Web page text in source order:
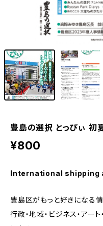
豊島の選択 とっぴぃ 初
¥800
International shipping
豊島区がもっと好きになる
行政・地域・ビジネス・アー